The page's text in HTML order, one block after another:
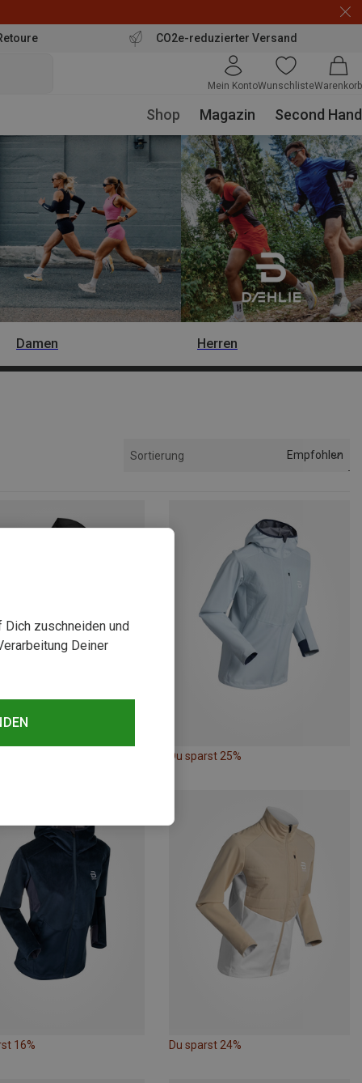
CO2e-reduzierter Versand
Mein KontoWunschlisteWarenkorb
Shop Magazin Second Hand
Damen Herren
Sortierung Empfohlen
Du sparst 25%
16% Du sparst 24%
zuschneiden und
Deiner